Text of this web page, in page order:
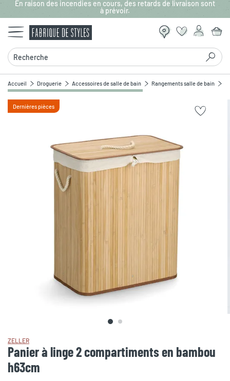
Aller au contenu principal
En raison des incendies en cours, des retards de livraison sont
à prévoir.
Recherche
Accueil Droguerie Accessoires de salle de bain Rangements salle de bain
Dernières pièces
ZELLER
Panier à linge 2 compartiments en bambou
h63cm